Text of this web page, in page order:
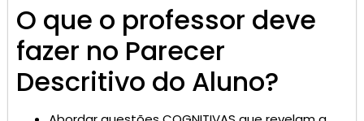
O que o professor deve
fazer no Parecer
Descritivo do Aluno?